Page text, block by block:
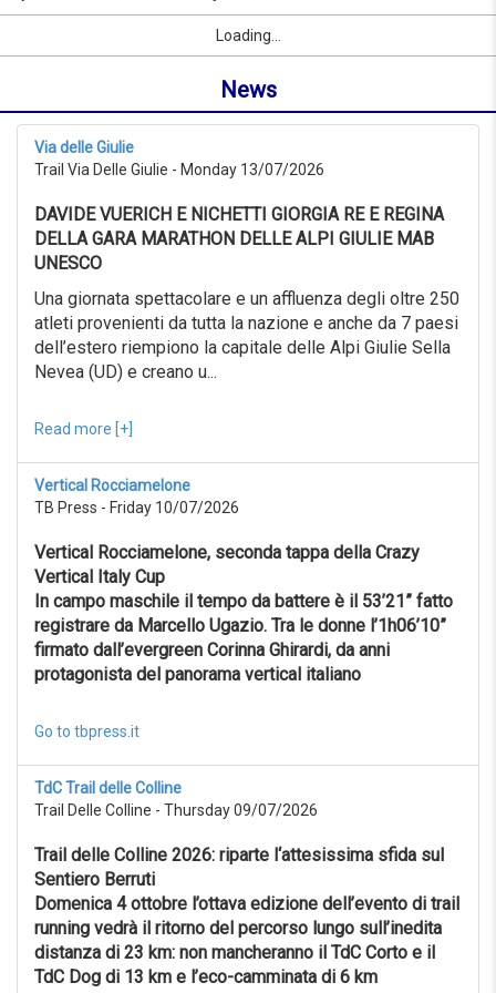
to
from
999KM
Advanced
search
Reset
from
07/07/2026
Advanced
search
Sport
Reset
City link
Loading...
News
Via delle Giulie
Trail Via Delle Giulie - Monday 13/07/2026
DAVIDE VUERICH E NICHETTI GIORGIA RE E REGINA
DELLA GARA MARATHON DELLE ALPI GIULIE MAB
UNESCO
Una giornata spettacolare e un affluenza degli oltre 250
atleti provenienti da tutta la nazione e anche da 7 paesi
dell’estero riempiono la capitale delle Alpi Giulie Sella
Nevea (UD) e creano u...
Read more [+]
Vertical Rocciamelone
TB Press - Friday 10/07/2026
Vertical Rocciamelone, seconda tappa della Crazy
Vertical Italy Cup
In campo maschile il tempo da battere è il 53’21” fatto
registrare da Marcello Ugazio. Tra le donne l’1h06’10”
firmato dall’evergreen Corinna Ghirardi, da anni
protagonista del panorama vertical italiano
Go to tbpress.it
TdC Trail delle Colline
Trail Delle Colline - Thursday 09/07/2026
Trail delle Colline 2026: riparte l‘attesissima sfida sul
Sentiero Berruti
Domenica 4 ottobre l’ottava edizione dell’evento di trail
running vedrà il ritorno del percorso lungo sull’inedita
distanza di 23 km: non mancheranno il TdC Corto e il
TdC Dog di 13 km e l’eco-camminata di 6 km